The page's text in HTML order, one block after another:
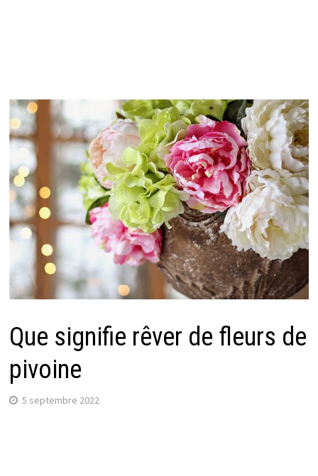
Que signifie rêver de fleurs de
pivoine
5 septembre 2022